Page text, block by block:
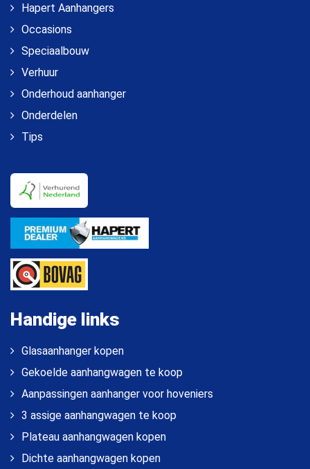
Hapert Aanhangers
Occasions
Speciaalbouw
Verhuur
Onderhoud aanhanger
Onderdelen
Tips
Handige links
Glasaanhanger kopen
Gekoelde aanhangwagen te koop
Aanpassingen aanhanger voor hoveniers
3 assige aanhangwagen te koop
Plateau aanhangwagen kopen
Dichte aanhangwagen kopen